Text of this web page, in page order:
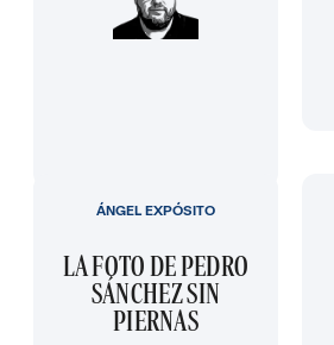
LA FOTO DE PEDRO
SÁNCHEZ SIN
PIERNAS
ÁNGEL EXPÓSITO